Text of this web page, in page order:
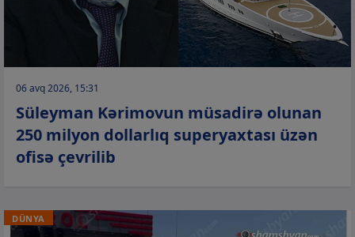
06 avq 2026, 15:31
Süleyman Kərimovun müsadirə olunan
250 milyon dollarlıq superyaxtası üzən
ofisə çevrilib
DÜNYA